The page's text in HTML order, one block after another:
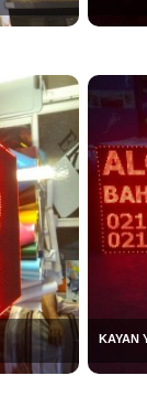
KAYAN